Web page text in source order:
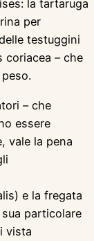
la tartaruga
per
testuggini
coriacea – che
– che
essere
vale la pena
e la fregata
particolare
vista